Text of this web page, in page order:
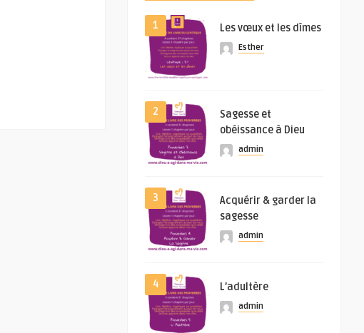
1 Les vœux et les dîmes
Esther
2
Sagesse et
obéissance à Dieu
admin
3
Acquérir & garder la
sagesse
admin
4 L’adultère
admin